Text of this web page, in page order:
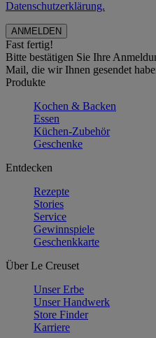
Datenschutzerklärung.
Fast fertig!
Bitte bestätigen Sie Ihre
Mail, die wir Ihnen gesendet
Produkte
Kochen & Backen
Essen
Küchen-Zubehör
Geschenke
Entdecken
Rezepte
Stories
Service
Gewinnspiele
Geschenkkarte
Über Le Creuset
Unser Erbe
Unser Handwerk
Store Finder
Karriere